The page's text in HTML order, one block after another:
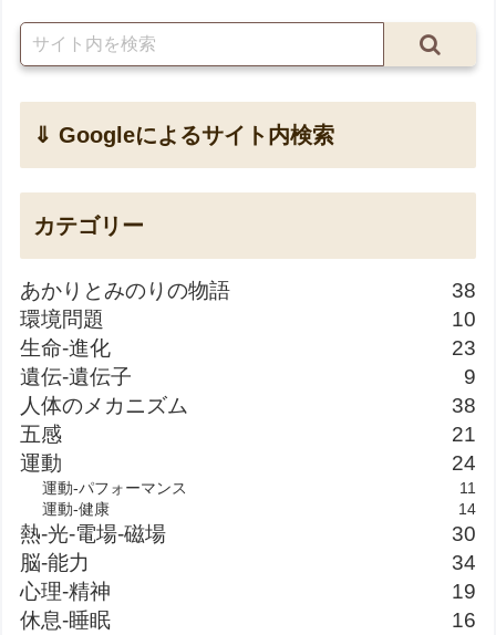
⇓ Googleによるサイト内検索
カテゴリー
あかりとみのりの物語
38
環境問題
10
生命-進化
23
遺伝-遺伝子
9
人体のメカニズム
38
五感
21
運動
24
運動-パフォーマンス
11
運動-健康
14
熱-光-電場-磁場
30
脳-能力
34
心理-精神
19
休息-睡眠
16